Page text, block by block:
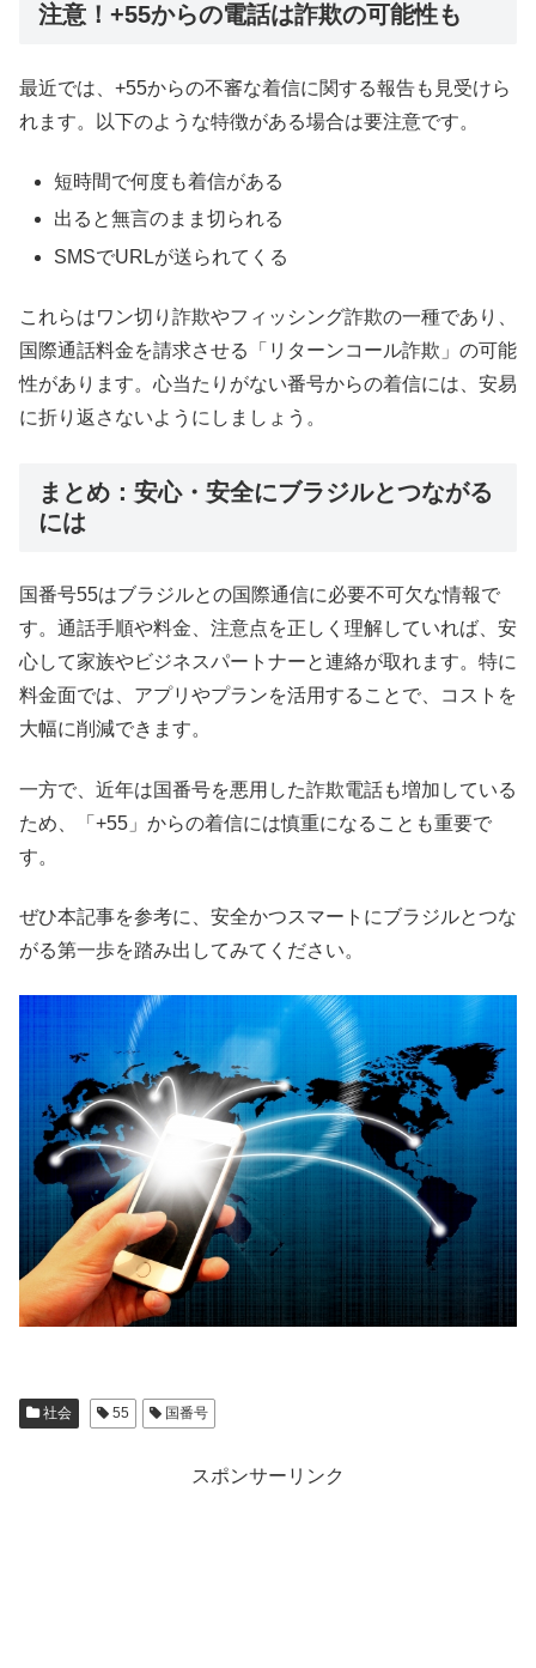
注意！+55からの電話は詐欺の可能性も
最近では、+55からの不審な着信に関する報告も見受けら
れます。以下のような特徴がある場合は要注意です。
短時間で何度も着信がある
出ると無言のまま切られる
SMSでURLが送られてくる
これらはワン切り詐欺やフィッシング詐欺の一種であり、
国際通話料金を請求させる「リターンコール詐欺」の可能
性があります。心当たりがない番号からの着信には、安易
に折り返さないようにしましょう。
まとめ：安心・安全にブラジルとつながる
には
国番号55はブラジルとの国際通信に必要不可欠な情報で
す。通話手順や料金、注意点を正しく理解していれば、安
心して家族やビジネスパートナーと連絡が取れます。特に
料金面では、アプリやプランを活用することで、コストを
大幅に削減できます。
一方で、近年は国番号を悪用した詐欺電話も増加している
ため、「+55」からの着信には慎重になることも重要で
す。
ぜひ本記事を参考に、安全かつスマートにブラジルとつな
がる第一歩を踏み出してみてください。
社会 55 国番号
スポンサーリンク